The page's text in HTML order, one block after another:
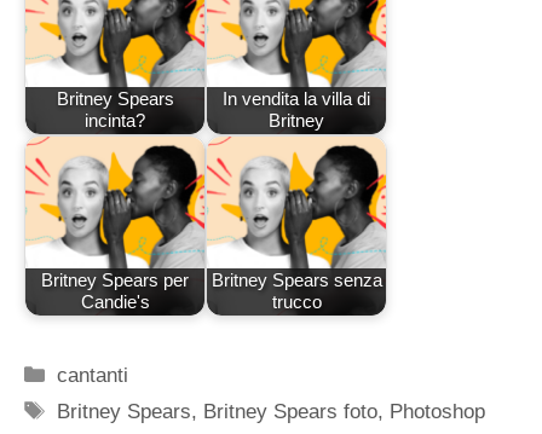
Britney Spears
incinta?
In vendita la villa di
Britney
Britney Spears per
Candie's
Britney Spears senza
trucco
Categorie
cantanti
Tag
Britney Spears, Britney Spears foto, Photoshop